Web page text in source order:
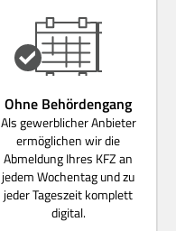
Ohne Behördengang
Als gewerblicher Anbieter
ermöglichen wir die
Abmeldung Ihres KFZ an
jedem Wochentag und zu
jeder Tageszeit komplett
digital.